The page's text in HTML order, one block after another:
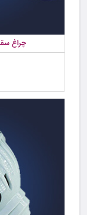
چراغ